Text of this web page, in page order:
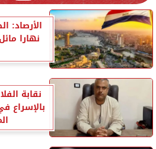
الأرصاد:
نهارا
نقابة
بالإسراع